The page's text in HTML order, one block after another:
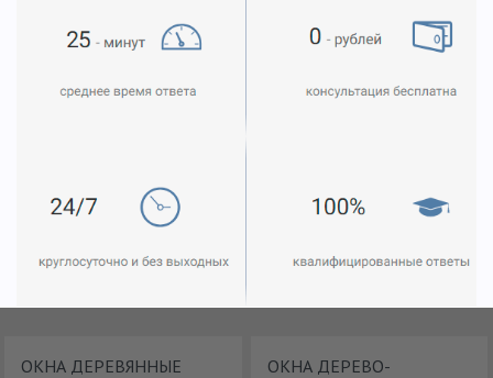
ОКНА ДЕРЕВЯННЫЕ
ОКНА ДЕРЕВО-